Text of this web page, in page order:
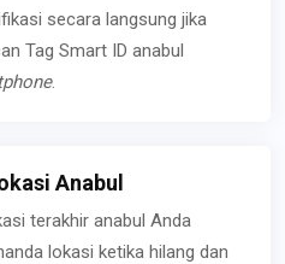
secara langsung jika
Tag Smart ID anabul
.
Anabul
terakhir anabul Anda
lokasi ketika hilang dan